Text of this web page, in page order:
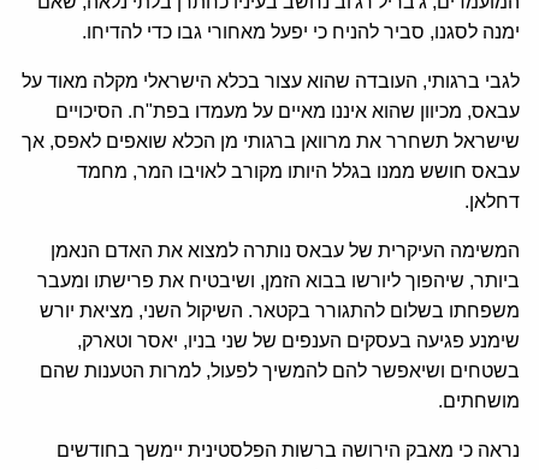
ימנה לסגנו, סביר להניח כי יפעל מאחורי גבו כדי להדיחו.
לגבי ברגותי, העובדה שהוא עצור בכלא הישראלי מקלה מאוד על
עבאס, מכיוון שהוא איננו מאיים על מעמדו בפת"ח. הסיכויים
שישראל תשחרר את מרוואן ברגותי מן הכלא שואפים לאפס, אך
עבאס חושש ממנו בגלל היותו מקורב לאויבו המר, מחמד
דחלאן.
המשימה העיקרית של עבאס נותרה למצוא את האדם הנאמן
ביותר, שיהפוך ליורשו בבוא הזמן, ושיבטיח את פרישתו ומעבר
משפחתו בשלום להתגורר בקטאר. השיקול השני, מציאת יורש
שימנע פגיעה בעסקים הענפים של שני בניו, יאסר וטארק,
בשטחים ושיאפשר להם להמשיך לפעול, למרות הטענות שהם
מושחתים.
נראה כי מאבק הירושה ברשות הפלסטינית יימשך בחודשים